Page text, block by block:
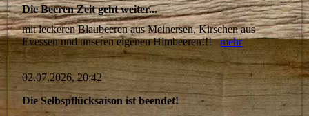
Die Beeren Zeit geht weiter...
mit leckeren Blaubeeren aus Meinersen, Kirschen aus
Evessen und unseren eigenen Himbeeren!!!mehr
02.07.2026, 20:42
Die Selbspflücksaison ist beendet!